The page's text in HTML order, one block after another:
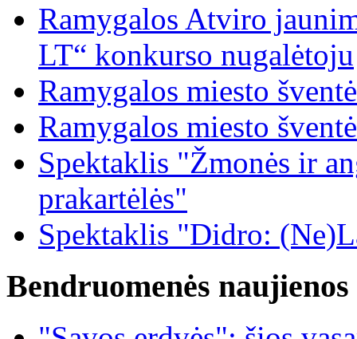
Ramygalos Atviro
LT“ konkurso nugalėtoju
Ramygalos miesto šventė
Ramygalos miesto šventė
Spektaklis "Žmonės ir
prakartėlės"
Spektaklis "Didro:
Bendruomenės naujienos